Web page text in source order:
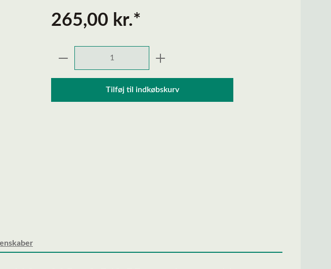
265,00 kr.*
Produktmængde: Indtast den ønskede mængde,
Tilføj til indkøbskurv